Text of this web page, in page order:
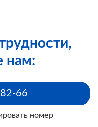
нам:
66
номер